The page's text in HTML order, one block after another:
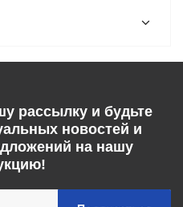
рассылку и будьте
новостей и
на нашу